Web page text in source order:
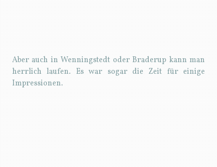
Aber auch in Wenningstedt oder Braderup kann man
herrlich laufen. Es war sogar die Zeit für einige
Impressionen.